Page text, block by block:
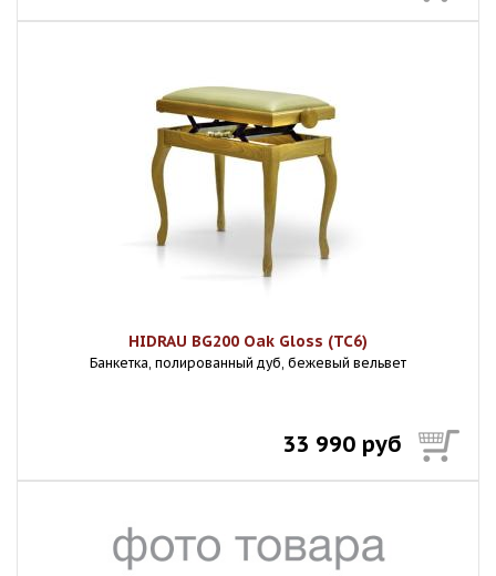
HIDRAU BG200 Oak Gloss (TC6)
Банкетка, полированный дуб, бежевый вельвет
33 990 руб